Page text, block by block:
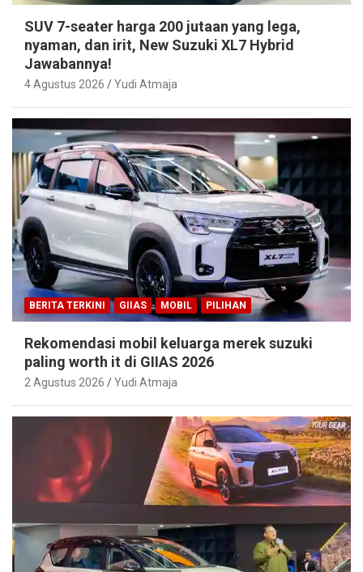
SUV 7-seater harga 200 jutaan yang lega,
nyaman, dan irit, New Suzuki XL7 Hybrid
Jawabannya!
4 Agustus 2026 Yudi Atmaja
BERITA TERKINI GIIAS MOBIL PILIHAN
Rekomendasi mobil keluarga merek suzuki
paling worth it di GIIAS 2026
2 Agustus 2026 Yudi Atmaja